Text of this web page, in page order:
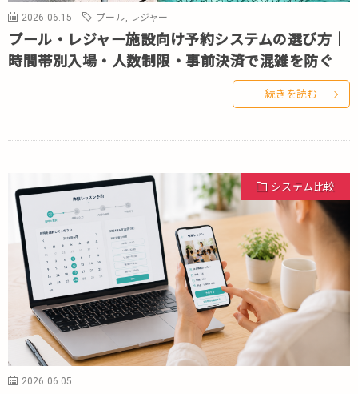
2026.06.15 プール, レジャー
プール・レジャー施設向け予約システムの選び方｜
時間帯別入場・人数制限・事前決済で混雑を防ぐ
続きを読む
システム比較
2026.06.05